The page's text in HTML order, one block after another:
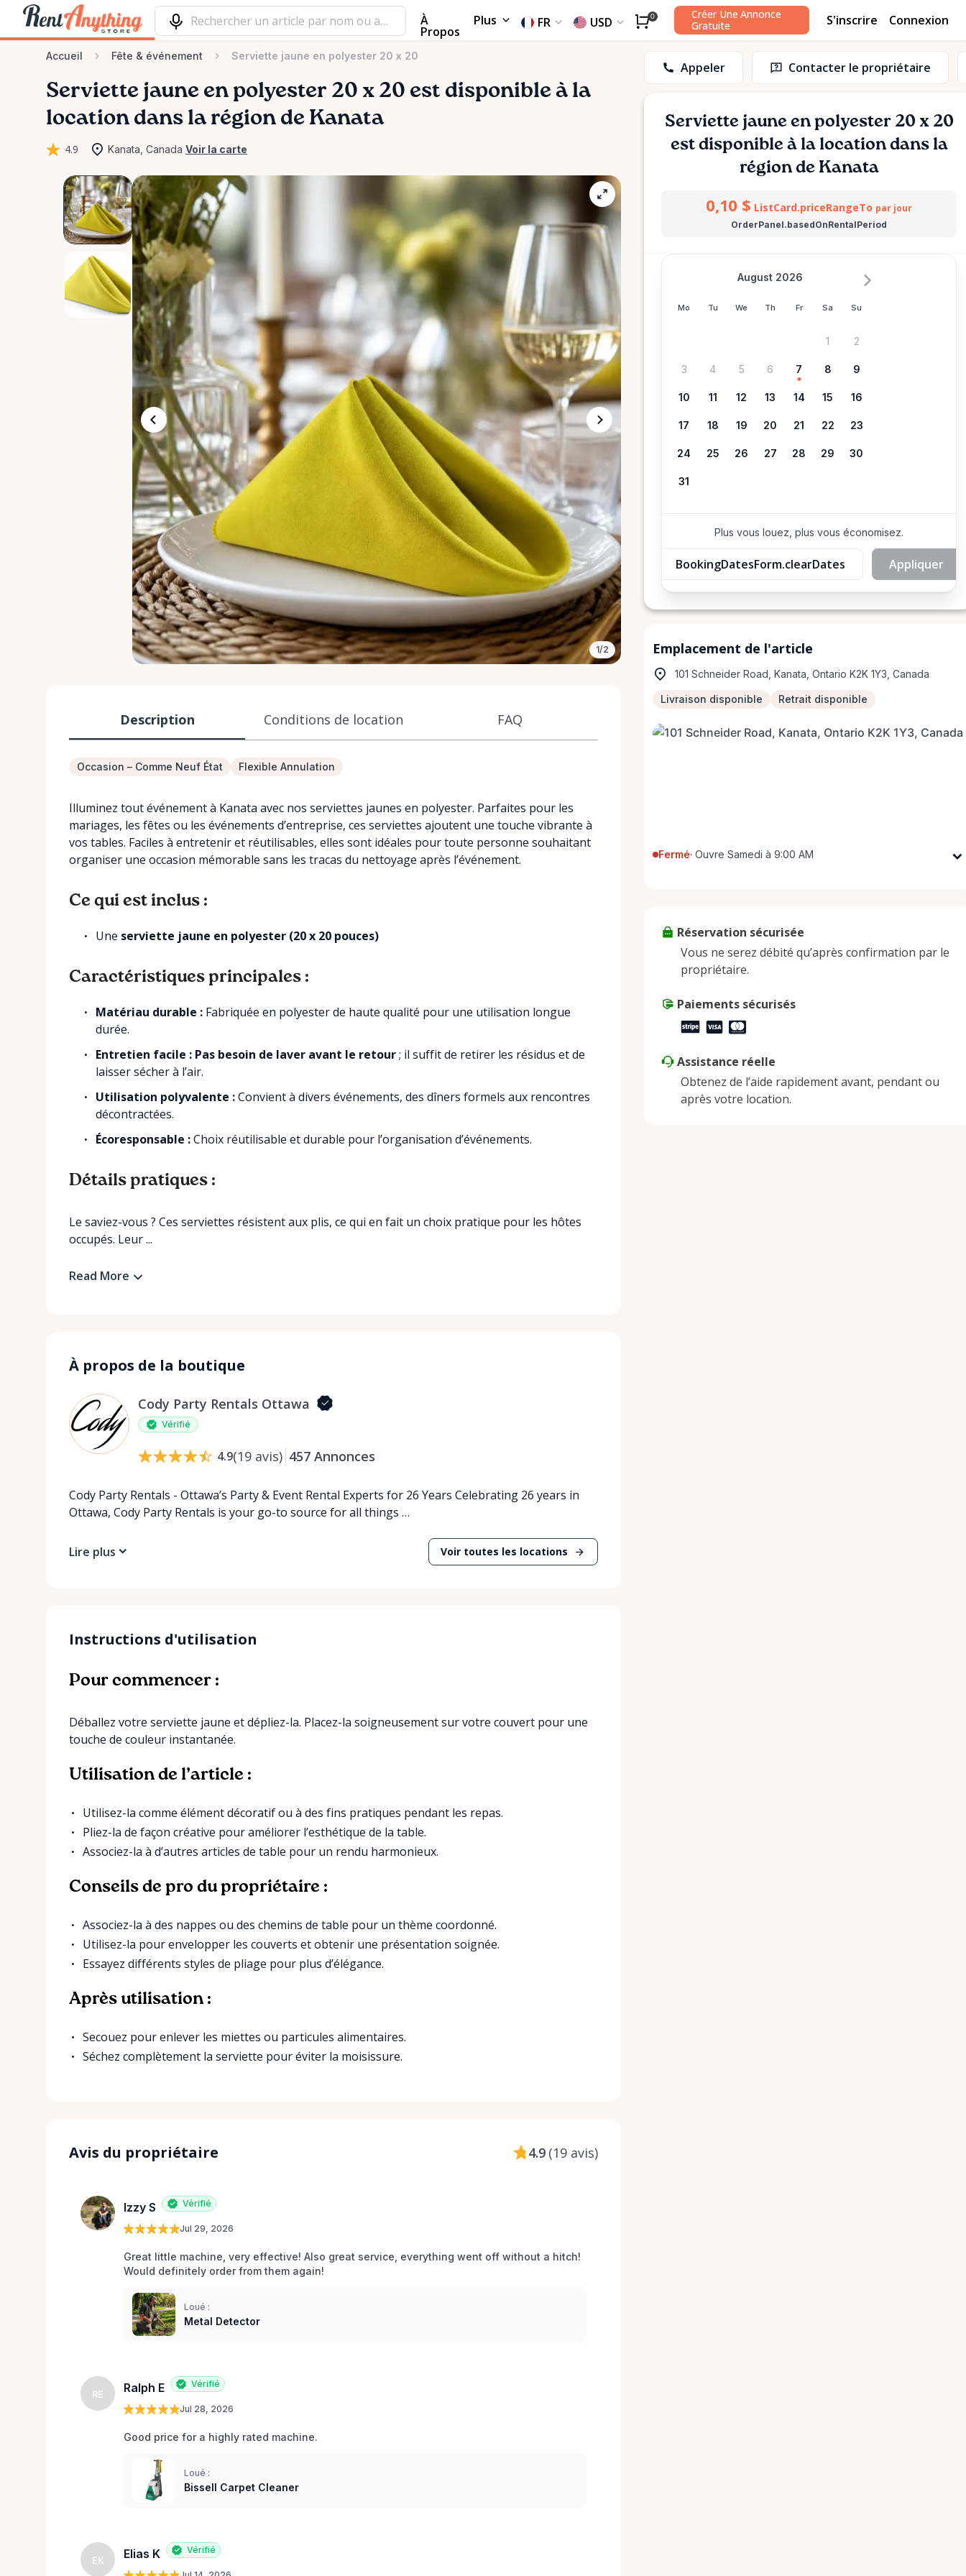
À
Propos
Plus FR USD 0
Créer Une Annonce
Gratuite
S'inscrire Connexion
Accueil Fête & événement Serviette jaune en polyester 20 x 20
Serviette jaune en polyester 20 x 20 est disponible à la
location dans la région de Kanata
4.9 Kanata, Canada Voir la carte
1/2
Description Conditions de location FAQ
Occasion – Comme Neuf État Flexible Annulation
Illuminez tout événement à Kanata avec nos serviettes jaunes en polyester. Parfaites pour les
mariages, les fêtes ou les événements d’entreprise, ces serviettes ajoutent une touche vibrante à
vos tables. Faciles à entretenir et réutilisables, elles sont idéales pour toute personne souhaitant
organiser une occasion mémorable sans les tracas du nettoyage après l’événement.
Ce qui est inclus :
Une serviette jaune en polyester (20 x 20 pouces)
Caractéristiques principales :
Matériau durable : Fabriquée en polyester de haute qualité pour une utilisation longue
durée.
Entretien facile : Pas besoin de laver avant le retour; il suffit de retirer les résidus et de
laisser sécher à l’air.
Utilisation polyvalente :Convient à divers événements, des dîners formels aux rencontres
décontractées.
Écoresponsable :Choix réutilisable et durable pour l’organisation d’événements.
Détails pratiques :
Le saviez-vous ? Ces serviettes résistent aux plis, ce qui en fait un choix pratique pour les hôtes
occupés. Leur ...
Read More
À propos de la boutique
Cody Party Rentals Ottawa
Vérifié
4.9(19 avis) 457 Annonces
Cody Party Rentals - Ottawa’s Party & Event Rental Experts for 26 Years Celebrating 26 years in
Ottawa, Cody Party Rentals is your go-to source for all things …
Lire plus Voir toutes les locations
Instructions d'utilisation
Pour commencer :
Déballez votre serviette jaune et dépliez-la. Placez-la soigneusement sur votre couvert pour une
touche de couleur instantanée.
Utilisation de l’article :
Utilisez-la comme élément décoratif ou à des fins pratiques pendant les repas.
Pliez-la de façon créative pour améliorer l’esthétique de la table.
Associez-la à d’autres articles de table pour un rendu harmonieux.
Conseils de pro du propriétaire :
Associez-la à des nappes ou des chemins de table pour un thème coordonné.
Utilisez-la pour envelopper les couverts et obtenir une présentation soignée.
Essayez différents styles de pliage pour plus d’élégance.
Après utilisation :
Secouez pour enlever les miettes ou particules alimentaires.
Séchez complètement la serviette pour éviter la moisissure.
Avis du propriétaire 4.9 (19 avis)
Izzy S Vérifié
Jul 29, 2026
Great little machine, very effective! Also great service, everything went off without a hitch!
Would definitely order from them again!
Loué :
Metal Detector
RE Ralph E Vérifié
Jul 28, 2026
Good price for a highly rated machine.
Loué :
Bissell Carpet Cleaner
EK Elias K Vérifié
Appeler Contacter le propriétaire
Serviette jaune en polyester 20 x 20
est disponible à la location dans la
région de Kanata
0,10 $ ListCard.priceRangeTo par jour
OrderPanel.basedOnRentalPeriod
Mo Tu We Th Fr Sa Su
August 2026
1 2
3 4 5 6 7 8 9
10 11 12 13 14 15 16
17 18 19 20 21 22 23
24 25 26 27 28 29 30
31
Plus vous louez, plus vous économisez.
BookingDatesForm.clearDates Appliquer
Emplacement de l'article
101 Schneider Road, Kanata, Ontario K2K 1Y3, Canada
Livraison disponible Retrait disponible
Fermé· Ouvre Samedi à 9:00 AM
Jeudi
9:00 AM - 5:00 PM
Dimanche
Réservation sécurisée
Vous ne serez débité qu’après confirmation par le
propriétaire.
Paiements sécurisés
Assistance réelle
Obtenez de l’aide rapidement avant, pendant ou
après votre location.